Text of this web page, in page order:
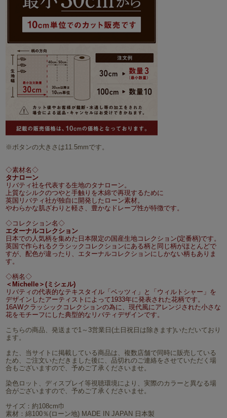
※ボタンの大きさは11.5mmです。
◇素材名◇
タナローン
リバティ社を代表する生地のタナローン。
上質なシルクのつやと手触りを木綿で再現するために
英国リバティ社が独自に開発したローン素材。
やわらかな肌ざわりと軽さ、豊かなドレープ性が特徴です。
◇コレクション名◇
エターナルコレクション
日本での人気柄を集めた日本限定の国産生地コレクション(定番柄)です。
英国で作られるクラシックコレクションにある柄と同じ柄がほとんどで
すが、配色が違ったり、エターナルコレクションにしかない柄もありま
す。
◇柄名◇
＜Michelle＞(ミシェル)
リバティの代表的なテキスタイル「ベッツィ」と「ウィルトシャー」を
デザインしたアーティストによって1933年に発表された花柄です。
16AWクラッシックコレクションの為に、現代風にアレンジされた小さな
花をモチーフにした典型的なリバティデザインです。
こちらの商品、発送まで1～3営業日(土日祝日は除きます)いただいており
ます。
また、当サイトに掲載している商品は、複数店舗で同時に販売している
ため、ご注文いただきました後に、品切れのご連絡をさせていただく場
合もございますので、予めご了承くださいませ。
染色ロット、ディスプレイ等視聴環境により、実際のカラーと異なる場
合がございますので、予めご了承くださいませ。
サイズ：約108cm巾
素材：綿100％(ローン地) MADE IN JAPAN 日本製